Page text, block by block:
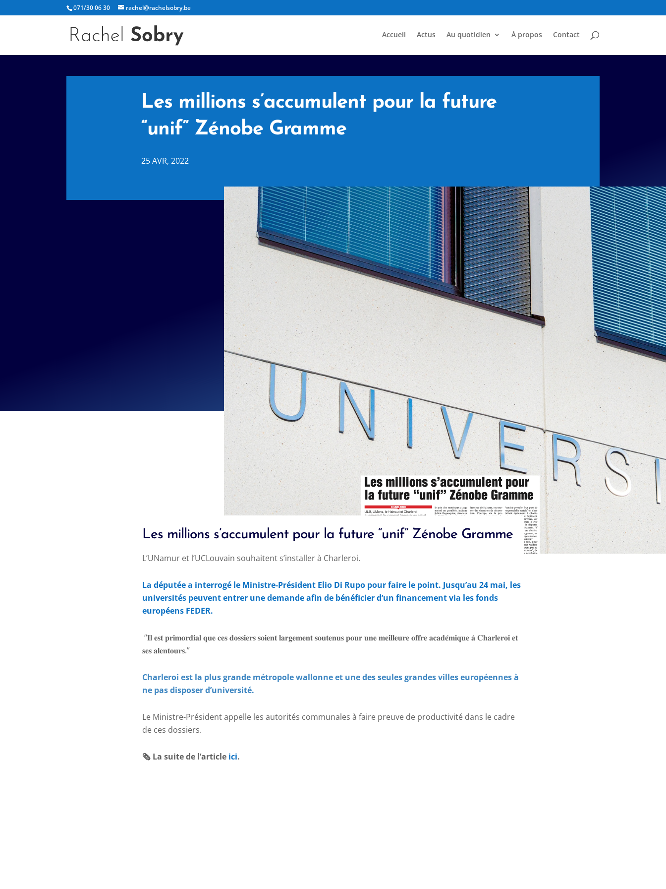
071/30 06 30 rachel@rachelsobry.be
Accueil Actus Au quotidien À propos Contact
Les millions s’accumulent pour la future
“unif” Zénobe Gramme
25 AVR, 2022
Les millions s’accumulent pour la future “unif” Zénobe Gramme
L’UNamur et l’UCLouvain souhaitent s’installer à Charleroi.
La députée a interrogé le Ministre-Président Elio Di Rupo pour faire le point. Jusqu’au 24 mai, les
universités peuvent entrer une demande afin de bénéficier d’un financement via les fonds
européens FEDER.
“𝐈𝐥𝐞𝐬𝐭𝐩𝐫𝐢𝐦𝐨𝐫𝐝𝐢𝐚𝐥𝐪𝐮𝐞𝐜𝐞𝐬𝐝𝐨𝐬𝐬𝐢𝐞𝐫𝐬𝐬𝐨𝐢𝐞𝐧𝐭𝐥𝐚𝐫𝐠𝐞𝐦𝐞𝐧𝐭𝐬𝐨𝐮𝐭𝐞𝐧𝐮𝐬𝐩𝐨𝐮𝐫𝐮𝐧𝐞𝐦𝐞𝐢𝐥𝐥𝐞𝐮𝐫𝐞𝐨𝐟𝐟𝐫𝐞𝐚𝐜𝐚𝐝𝐞́𝐦𝐢𝐪𝐮𝐞𝐚̀𝐂𝐡𝐚𝐫𝐥𝐞𝐫𝐨𝐢𝐞𝐭
𝐬𝐞𝐬𝐚𝐥𝐞𝐧𝐭𝐨𝐮𝐫𝐬.”
Charleroi est la plus grande métropole wallonne et une des seules grandes villes européennes à
ne pas disposer d’université.
Le Ministre-Président appelle les autorités communales à faire preuve de productivité dans le cadre
de ces dossiers.
🗞 La suite de l’article ici.